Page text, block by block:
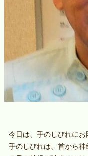
今日は、手のしびれにお
手のしびれは、首から神